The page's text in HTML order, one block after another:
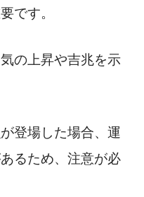
です。
の上昇や吉兆を示
登場した場合、運
るため、注意が必